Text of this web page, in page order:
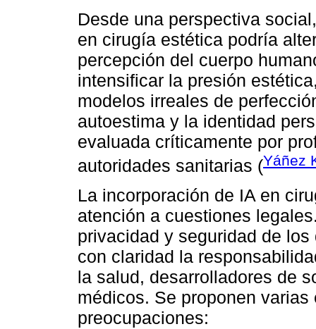
Desde una perspectiva
en cirugía estética podría
percepción del cuerpo
intensificar la presión
modelos irreales de
autoestima y la identidad
evaluada críticamente por
autoridades sanitarias (Yáñez
La incorporación de IA en
atención a cuestiones
privacidad y seguridad de
con claridad la
la salud, desarrolladores de
médicos. Se proponen
preocupaciones: